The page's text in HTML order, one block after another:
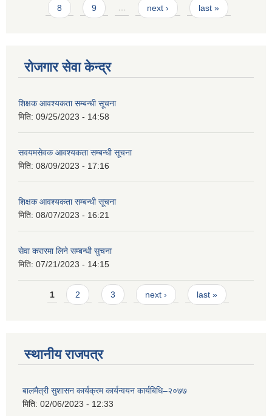
8 9 … next › last »
रोजगार सेवा केन्द्र
शिक्षक आवश्यकता सम्बन्धी सूचना
मिति: 09/25/2023 - 14:58
सवयमसेवक आवश्यकता सम्बन्धी सूचना
मिति: 08/09/2023 - 17:16
शिक्षक आवश्यकता सम्बन्धी सूचना
मिति: 08/07/2023 - 16:21
सेवा करारमा लिने सम्बन्धी सुचना
मिति: 07/21/2023 - 14:15
Pages
1 2 3 next › last »
स्थानीय राजपत्र
बालमैत्री सुशासन कार्यक्रम कार्यन्वयन कार्यबिधि–२०७७
मिति: 02/06/2023 - 12:33